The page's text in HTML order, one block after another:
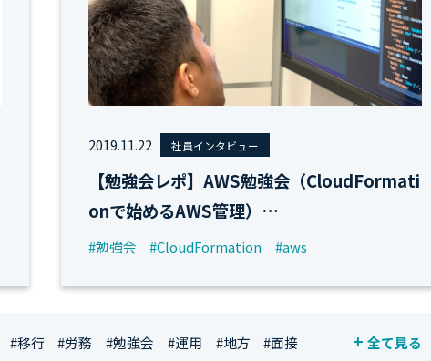
2019.11.22 社員インタビュー
【勉強会レポ】AWS勉強会（CloudFormati
onで始めるAWS管理）…
#勉強会 #CloudFormation #aws
#移行 #労務 #勉強会 #運用 #地方
#面接
全て見る